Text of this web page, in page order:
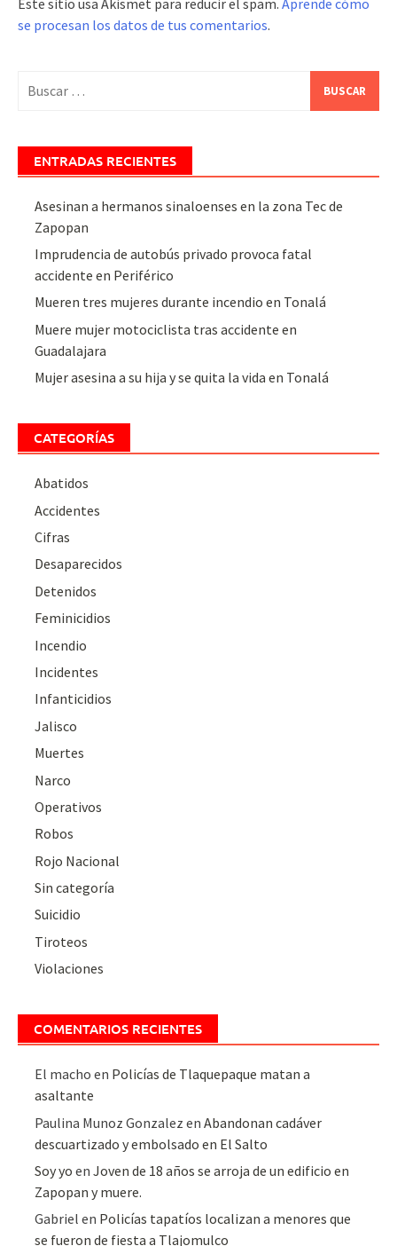
se procesan los datos de tus comentarios.
ENTRADAS RECIENTES
Asesinan a hermanos sinaloenses en la zona Tec de
Zapopan
Imprudencia de autobús privado provoca fatal
accidente en Periférico
Mueren tres mujeres durante incendio en Tonalá
Muere mujer motociclista tras accidente en
Guadalajara
Mujer asesina a su hija y se quita la vida en Tonalá
CATEGORÍAS
Abatidos
Accidentes
Cifras
Desaparecidos
Detenidos
Feminicidios
Incendio
Incidentes
Infanticidios
Jalisco
Muertes
Narco
Operativos
Robos
Rojo Nacional
Sin categoría
Suicidio
Tiroteos
Violaciones
COMENTARIOS RECIENTES
El macho en Policías de Tlaquepaque matan a
asaltante
Paulina Munoz Gonzalez enAbandonan cadáver
descuartizado y embolsado en El Salto
Soy yo enJoven de 18 años se arroja de un edificio en
Zapopan y muere.
Gabriel en Policías tapatíos localizan a menores que
se fueron de fiesta a Tlajomulco